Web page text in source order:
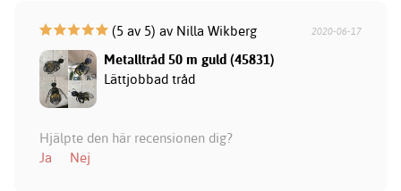
(5 av 5) av Nilla Wikberg 2020-06-17
Metalltråd 50 m guld (45831)
Lättjobbad tråd
Hjälpte den här recensionen dig?
Ja
Nej